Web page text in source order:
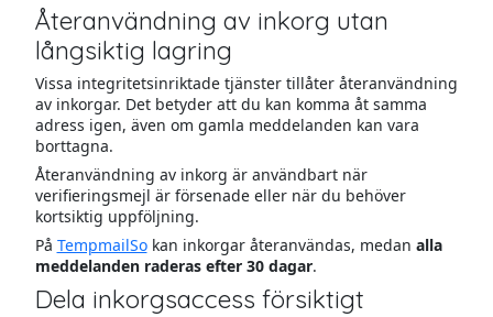
Återanvändning av inkorg utan
långsiktig lagring
Vissa integritetsinriktade tjänster tillåter återanvändning
av inkorgar. Det betyder att du kan komma åt samma
adress igen, även om gamla meddelanden kan vara
borttagna.
Återanvändning av inkorg är användbart när
verifieringsmejl är försenade eller när du behöver
kortsiktig uppföljning.
På TempmailSokan inkorgar återanvändas, medan alla
meddelanden raderas efter 30 dagar.
Dela inkorgsaccess försiktigt